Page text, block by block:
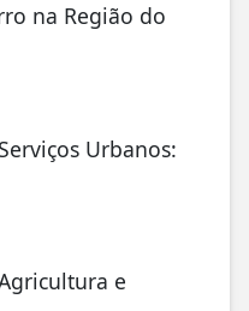
na Região do
Urbanos:
e